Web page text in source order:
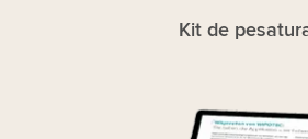
Kit de